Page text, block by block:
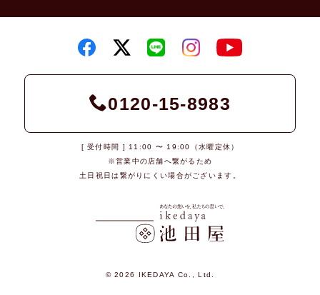
0120-15-8983
[ 受付時間 ] 11:00 〜 19:00（水曜定休）
※営業中の店舗へ繋がるため
土日祝日は繋がりにくい場合がございます。
© 2026 IKEDAYA Co., Ltd.